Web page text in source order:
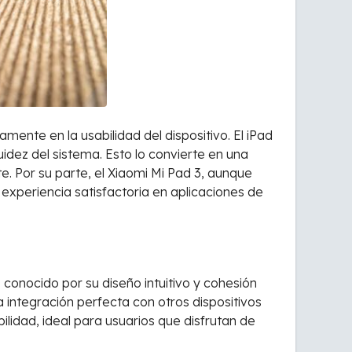
en la usabilidad del dispositivo. El iPad
del sistema. Esto lo convierte en una
su parte, el Xiaomi Mi Pad 3, aunque
satisfactoria en aplicaciones de
por su diseño intuitivo y cohesión
integración perfecta con otros dispositivos
ideal para usuarios que disfrutan de